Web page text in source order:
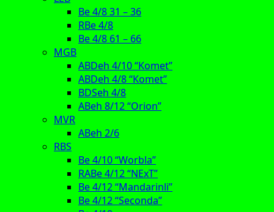
Be 4/8 31 – 36
RBe 4/8
Be 4/8 61 – 66
MGB
ABDeh 4/10 “Komet”
ABDeh 4/8 “Komet”
BDSeh 4/8
ABeh 8/12 “Orion”
MVR
ABeh 2/6
RBS
Be 4/10 “Worbla”
RABe 4/12 “NExT”
Be 4/12 “Mandarinli”
Be 4/12 “Seconda”